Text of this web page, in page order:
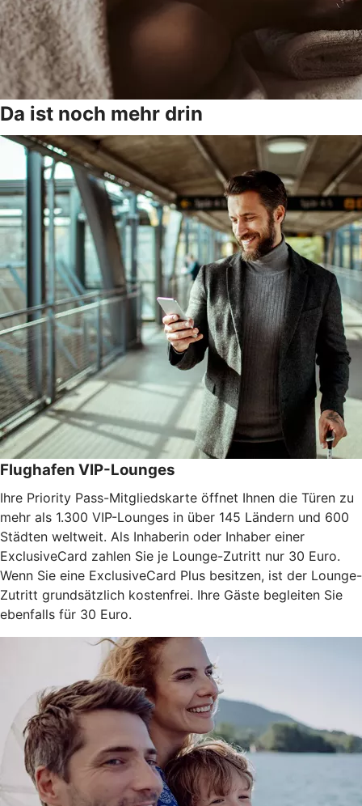
Da ist noch mehr drin
Flughafen VIP-Lounges
Ihre Priority Pass-Mitgliedskarte öffnet Ihnen die Türen zu
mehr als 1.300 VIP-Lounges in über 145 Ländern und 600
Städten weltweit. Als Inhaberin oder Inhaber einer
ExclusiveCard zahlen Sie je Lounge-Zutritt nur 30 Euro.
Wenn Sie eine ExclusiveCard Plus besitzen, ist der Lounge-
Zutritt grundsätzlich kostenfrei. Ihre Gäste begleiten Sie
ebenfalls für 30 Euro.